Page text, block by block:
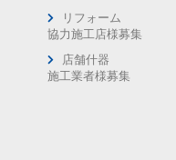
リフォーム
協力施工店様募集
店舗什器
施工業者様募集